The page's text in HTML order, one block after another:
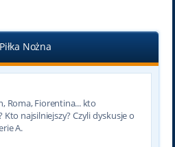
Piłka Nożna
Roma, Fiorentina... kto
Kto najsilniejszy? Czyli dyskusje o
A.